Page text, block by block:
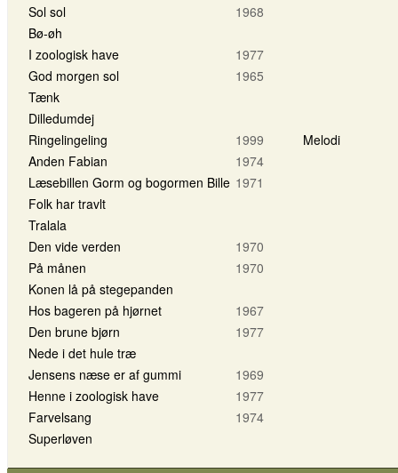
Sol sol
1968
Bø-øh
I zoologisk have
1977
God morgen sol
1965
Tænk
Dilledumdej
Ringelingeling
1999
Melodi
Anden Fabian
1974
Læsebillen Gorm og bogormen Bille 1971
Folk har travlt
Tralala
Den vide verden
1970
På månen
1970
Konen lå på stegepanden
Hos bageren på hjørnet
1967
Den brune bjørn
1977
Nede i det hule træ
Jensens næse er af gummi
1969
Henne i zoologisk have
1977
Farvelsang
1974
Superløven